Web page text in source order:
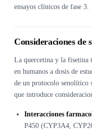
ensayos clínicos de fase 3.
Consideraciones de
La quercetina y la fisetina
en humanos a dosis de
de un protocolo senolítico
que introduce
Interacciones
P450 (CYP3A4,